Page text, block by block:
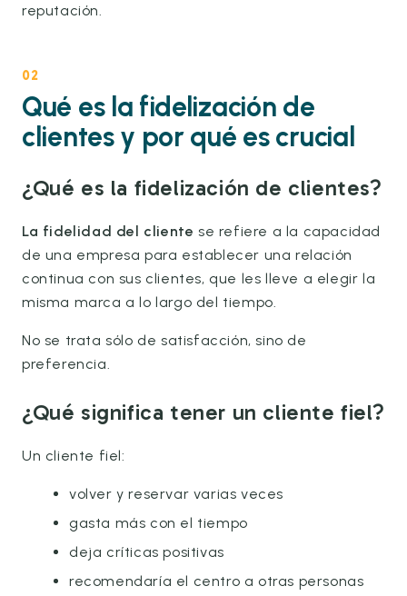
reputación.
02
Qué es la fidelización de
clientes y por qué es crucial
¿Qué es la fidelización de clientes?
La fidelidad del cliente se refiere a la capacidad
de una empresa para establecer una relación
continua con sus clientes, que les lleve a elegir la
misma marca a lo largo del tiempo.
No se trata sólo de satisfacción, sino de
preferencia.
¿Qué significa tener un cliente fiel?
Un cliente fiel:
volver y reservar varias veces
gasta más con el tiempo
deja críticas positivas
recomendaría el centro a otras personas